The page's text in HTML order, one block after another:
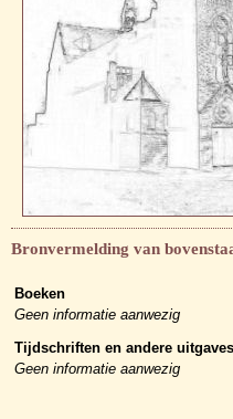
Bronvermelding van
Boeken
Geen informatie aanwezig
Tijdschriften en andere uitgaves
Geen informatie aanwezig